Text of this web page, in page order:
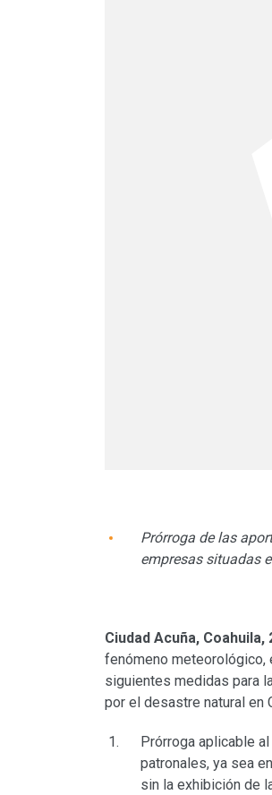
Prórroga de las
empresas situadas
Ciudad Acuña, Coahuila,
fenómeno meteorológico,
siguientes medidas para
por el desastre natural en
Prórroga aplicable
patronales, ya sea
sin la exhibición de